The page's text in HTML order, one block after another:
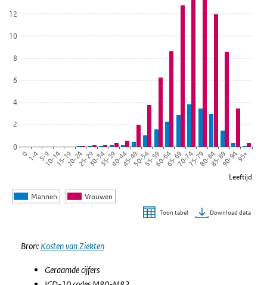
Leeftijd
Mannen Vrouwen
0
2
4
6
8
10
12
01-45-910-1415-1920-2425-2930-3435-3940-4445-4950-5455-5960-6465-6970-7475-7980-8485-8990-9495+
Toon tabel Download data
Bron: Kosten van Ziekten
Geraamde cijfers